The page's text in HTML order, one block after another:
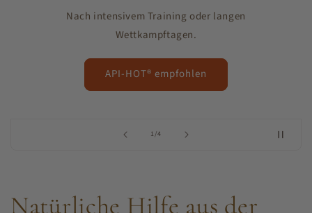
1/von
4
Nach intensivem Training oder langen
Wettkampftagen.
API-HOT® empfohlen
Natürliche Hilfe aus der